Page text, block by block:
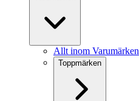
Allt inom Varumärken
Toppmärken